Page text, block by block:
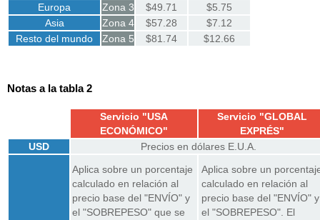
Europa Zona 3 $49.71
$5.75
Asia
Zona 4 $57.28
$7.12
Resto del mundo
Zona 5 $81.74 $12.66
Notas a la tabla 2
Servicio "USA
ECONÓMICO"
Servicio "GLOBAL
EXPRÉS"
USD
Precios en dólares E.U.A.
Aplica sobre un porcentaje
calculado en relación al
precio base del "ENVÍO" y
el "SOBREPESO" que se
Aplica sobre un
calculado en relación al
precio base del "ENVÍO" y
el "SOBREPESO". El